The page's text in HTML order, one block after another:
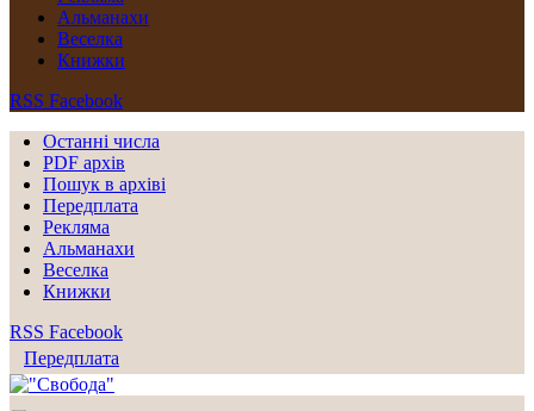
Альманахи
Веселка
Книжки
RSS Facebook
Останні числа
PDF архів
Пошук в архіві
Передплата
Рекляма
Альманахи
Веселка
Книжки
RSS Facebook
Передплата